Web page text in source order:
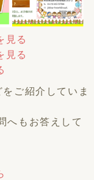
見る
見る
ご紹介していま
へもお答えして